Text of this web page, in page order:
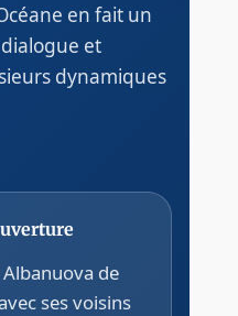
en fait un
et
dynamiques
de
ses voisins